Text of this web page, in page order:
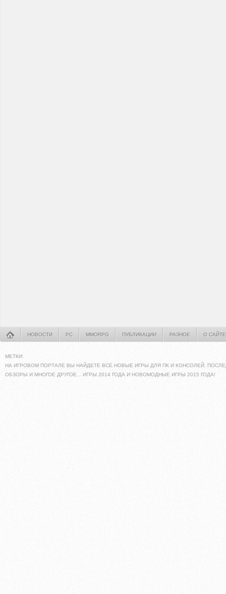
НОВОСТИ PC MMORPG ПУБЛИКАЦИИ РАЗНОЕ О САЙТЕ
МЕТКИ:
НА ИГРОВОМ ПОРТАЛЕ ВЫ НАЙДЕТЕ ВСЕ НОВЫЕ ИГРЫ ДЛЯ ПК И КОНСОЛЕЙ.
ОБЗОРЫ И МНОГОЕ ДРУГОЕ... ИГРЫ 2014 ГОДА И НОВОМОДНЫЕ ИГРЫ 2015 ГОДА!